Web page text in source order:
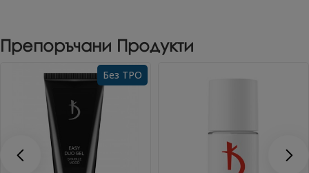
Препоръчани Продукти
Без TPO